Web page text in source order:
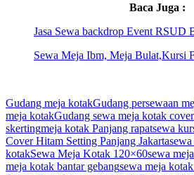
Baca Juga :
Jasa Sewa backdrop Event RSUD
Sewa Meja Ibm, Meja Bulat,Kursi
Gudang meja kotakGudang persewaan
meja kotakGudang sewa meja kotak cover
skertingmeja kotak Panjang rapatsewa
Cover Hitam Setting Panjang Jakarta
kotakSewa Meja Kotak 120×60sewa
meja kotak bantar gebangsewa meja